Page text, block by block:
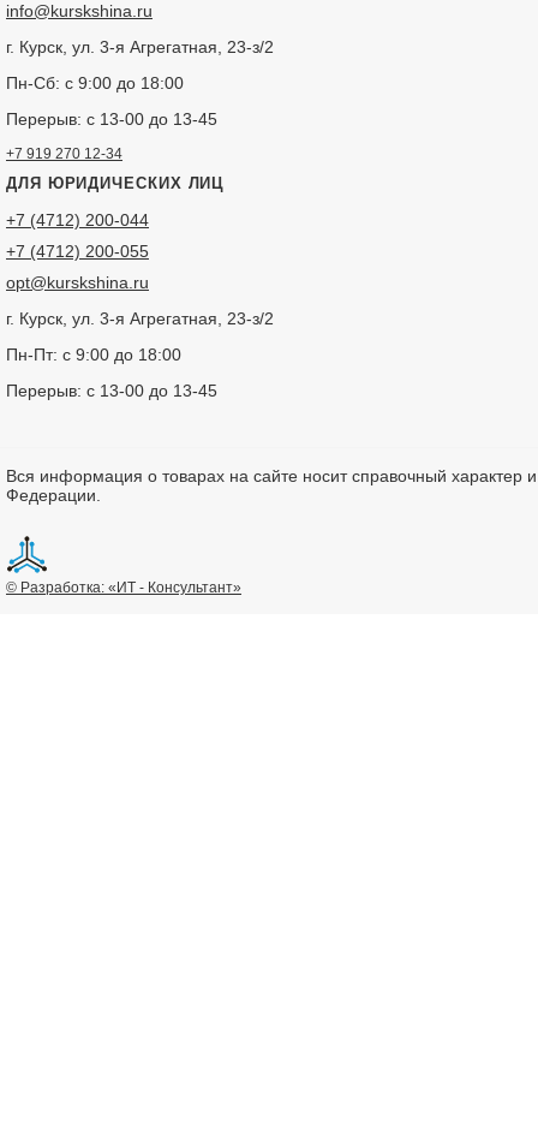
info@kurskshina.ru
г. Курск, ул. 3-я Агрегатная, 23-з/2
Пн-Сб: с 9:00 до 18:00
Перерыв: с 13-00 до 13-45
+7 919 270 12-34
ДЛЯ ЮРИДИЧЕСКИХ ЛИЦ
+7 (4712) 200-044
+7 (4712) 200-055
opt@kurskshina.ru
г. Курск, ул. 3-я Агрегатная, 23-з/2
Пн-Пт: с 9:00 до 18:00
Перерыв: с 13-00 до 13-45
Вся информация о товарах на сайте носит справочный характер
Федерации.
© Разработка: «ИТ - Консультант»